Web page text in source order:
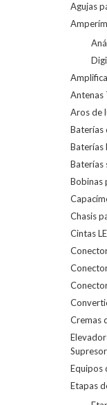
Agujas
Antenas
Aros de
Baterías
Baterías
Baterías
Bobinas
Chasis
Cintas
Cremas
Equipos
Etapas